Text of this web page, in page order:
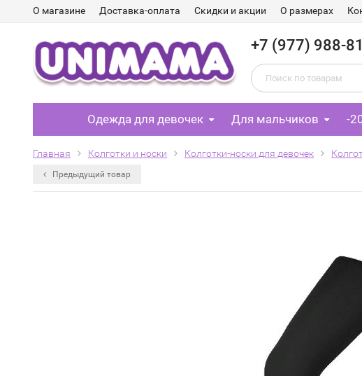
О магазине Доставка-оплата Скидки и акции О размерах
+7 (977) 988-
Одежда для девочек Для мальчиков -
Главная Колготки и носки Колготки-носки для девочек
Предыдущий товар